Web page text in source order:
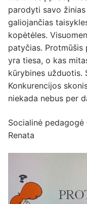
parodyti savo
galiojančias
kopėtėles.
patyčias. Protmūšis
yra tiesa, o kas
kūrybines užduotis.
Konkurencijos
niekada nebus per
Socialinė
Renata